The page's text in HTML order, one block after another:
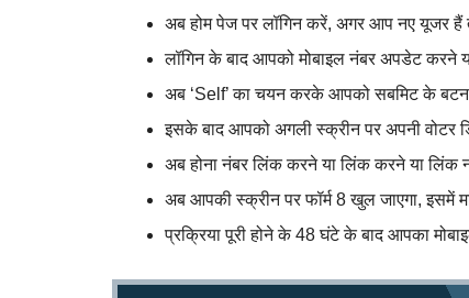
अब होम पेज पर लॉगिन करें, अगर आप नए यूजर
लॉगिन के बाद आपको मोबाइल नंबर अपडेट करने
अब ‘Self’ का चयन करके आपको सबमिट के बटन
इसके बाद आपको अगली स्क्रीन पर अपनी वोटर
अब होना नंबर लिंक करने या लिंक करने या
अब आपकी स्क्रीन पर फॉर्म 8 खुल जाएगा, इसमें
प्रक्रिया पूरी होने के 48 घंटे के बाद आपका